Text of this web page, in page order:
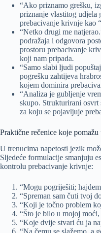
“Ako priznamo grešku,
priznanje vlastitog udjela
prebacivanje krivnje kao
“Netko drugi me
podražaja i odgovora
prostoru prebacivanje
koji nam pripada.
“Samo slabi ljudi
pogrešku zahtijeva
kojem dominira
“Analiza je gubljenje
skupo. Strukturirani osvrt
za koju se pojavljuje
Praktične rečenice koje pomažu
U trenucima napetosti jezik
Sljedeće formulacije smanjuju
kontrolu prebacivanje krivnje:
“Mogu pogriješiti;
“Spreman sam čuti tvoj
“Koji je točno problem
“Što je bilo u mojoj moći,
“Koje dvije stvari ću ja
“Na čemu se slažemo, a